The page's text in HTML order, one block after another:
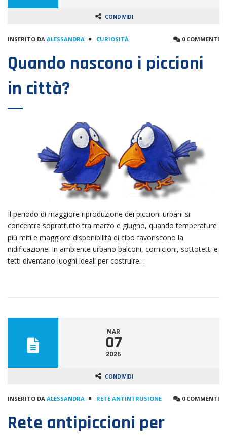
CONDIVIDI
INSERITO DA ALESSANDRA CURIOSITÀ 0 COMMENTI
Quando nascono i piccioni
in città?
Il periodo di maggiore riproduzione dei piccioni urbani si
concentra soprattutto tra marzo e giugno, quando temperature
più miti e maggiore disponibilità di cibo favoriscono la
nidificazione. In ambiente urbano balconi, cornicioni, sottotetti e
tetti diventano luoghi ideali per costruire…
MAR
07
2026
CONDIVIDI
INSERITO DA ALESSANDRA RETE ANTINTRUSIONE 0 COMMENTI
Rete antipiccioni per